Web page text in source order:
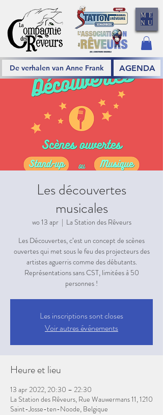
De verhalen van Anne Frank AGENDA
ME
NU
Les découvertes
musicales
wo 13 apr
  |
La Station des Rêveurs
Les Découvertes, c’est un concept de scènes
ouvertes qui met sous le feu des projecteurs des
artistes aguerris comme des débutants.
Représentations sans CST, limitées à 50
personnes !
Les inscriptions sont closes
Voir autres événements
Heure et lieu
13 apr 2022, 20:30 – 22:30
La Station des Rêveurs, Rue Wauwermans 11, 1210
Saint-Josse-ten-Noode, Belgique